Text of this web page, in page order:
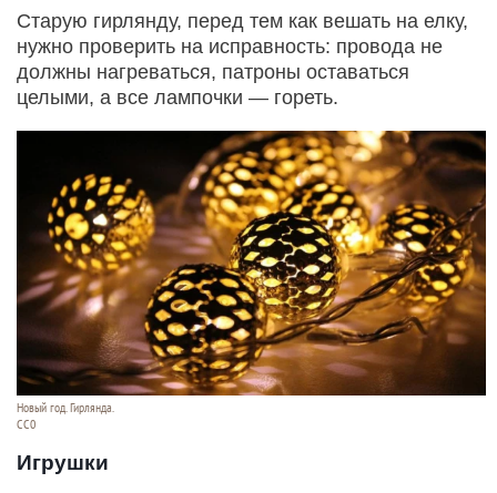
Старую гирлянду, перед тем как вешать на елку,
нужно проверить на исправность: провода не
должны нагреваться, патроны оставаться
целыми, а все лампочки — гореть.
Новый год. Гирлянда.
СС0
Игрушки